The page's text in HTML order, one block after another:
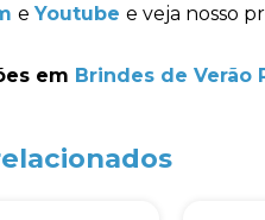
e Youtube e veja nosso
em Brindes de Verão